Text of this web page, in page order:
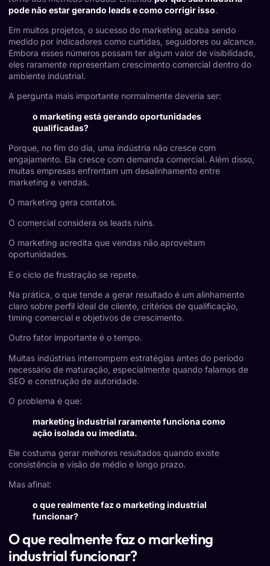
pode não estar gerando leads e como corrigir isso.
Em muitos projetos, o sucesso do marketing acaba sendo
medido por indicadores como curtidas, seguidores ou alcance.
Embora esses números possam ter algum valor de visibilidade,
eles raramente representam crescimento comercial dentro do
ambiente industrial.
A pergunta mais importante normalmente deveria ser:
o marketing está gerando oportunidades
qualificadas?
Porque, no fim do dia, uma indústria não cresce com
engajamento. Ela cresce com demanda comercial. Além disso,
muitas empresas enfrentam um desalinhamento entre
marketing e vendas.
O marketing gera contatos.
O comercial considera os leads ruins.
O marketing acredita que vendas não aproveitam
oportunidades.
E o ciclo de frustração se repete.
Na prática, o que tende a gerar resultado é um alinhamento
claro sobre perfil ideal de cliente, critérios de qualificação,
timing comercial e objetivos de crescimento.
Outro fator importante é o tempo.
Muitas indústrias interrompem estratégias antes do período
necessário de maturação, especialmente quando falamos de
SEO e construção de autoridade.
O problema é que:
marketing industrial raramente funciona como
ação isolada ou imediata.
Ele costuma gerar melhores resultados quando existe
consistência e visão de médio e longo prazo.
Mas afinal:
o que realmente faz o marketing industrial
funcionar?
O que realmente faz o marketing
industrial funcionar?